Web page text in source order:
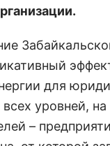
для
уровней,
–